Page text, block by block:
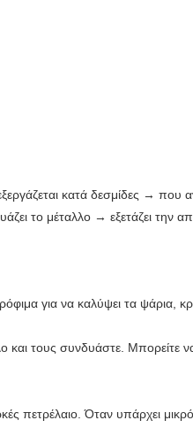
κατά δεσμίδες →
το μέταλλο → εξετάζει την
για να καλύψει τα ψάρια,
τους συνδυάστε. Μπορείτε
πετρέλαιο. Όταν υπάρχει